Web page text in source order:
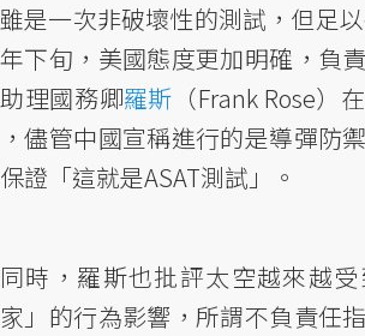
雖是一次非破壞性的測試，但足
年下旬，美國態度更加明確，負
助理國務卿羅斯 （Frank Rose）
，儘管中國宣稱進行的是導彈防
保證「這就是ASAT測試」。
同時，羅斯也批評太空越來越
家」的行為影響，所謂不負責任